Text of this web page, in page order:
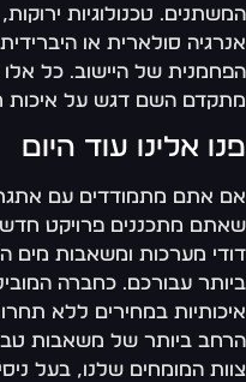
טכנולוגיות
סולארית או
של היישוב. כל אלו
השם דגש על איכות
אלינו עוד היום
אתם מתמודדים עם אתגרי
מתכננים פרויקט חדש
מערכות ומשאבות מים
עבורכם. כחברה
במחירים ללא
ביותר של משאבות
המומחים שלנו, בעל